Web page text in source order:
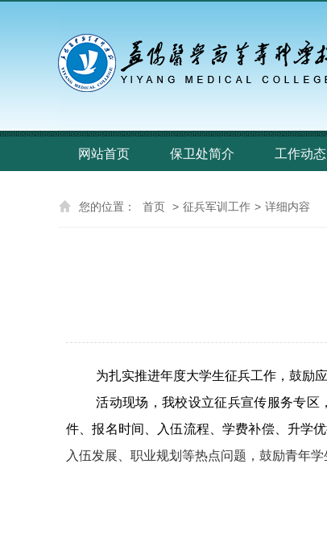
网站首页 保卫处简介 工作动态
您的位置： 首页 > 征兵军训工作 > 详细内容
为扎实推进年度大学生征兵工作，鼓励
活动现场，我校设立征兵宣传服务专
件、报名时间、入伍流程、学费补偿、升学
入伍发展、职业规划等热点问题，鼓励青年